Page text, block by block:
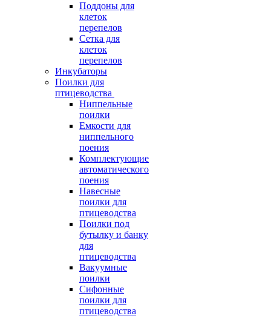
Поддоны для
клеток
перепелов
Сетка для
клеток
перепелов
Инкубаторы
Поилки для
птицеводства
Ниппельные
поилки
Емкости для
ниппельного
поения
Комплектующие
автоматического
поения
Навесные
поилки для
птицеводства
Поилки под
бутылку и банку
для
птицеводства
Вакуумные
поилки
Сифонные
поилки для
птицеводства